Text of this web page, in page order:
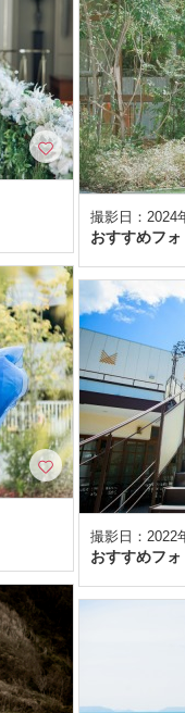
撮影日：2024
おすすめフォ
撮影日：2022
おすすめフォ